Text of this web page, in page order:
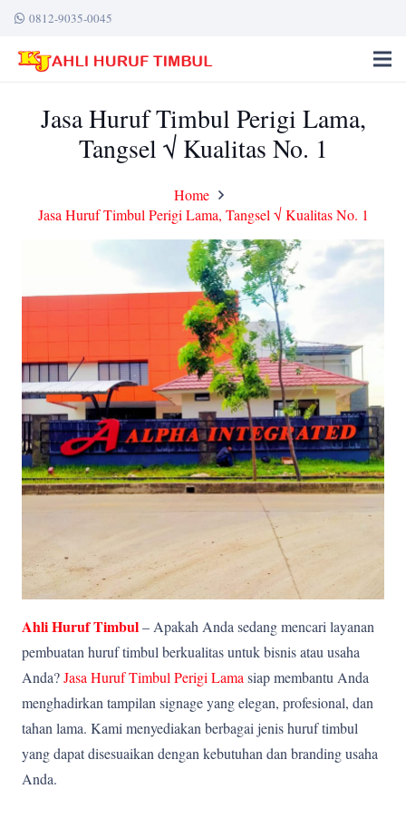
0812-9035-0045
Jasa Huruf Timbul Perigi Lama,
Tangsel √ Kualitas No. 1
Home
Jasa Huruf Timbul Perigi Lama, Tangsel √ Kualitas No. 1
Ahli Huruf Timbul– Apakah Anda sedang mencari layanan
pembuatan huruf timbul berkualitas untuk bisnis atau usaha
Anda?Jasa Huruf Timbul Perigi Lama siap membantu Anda
menghadirkan tampilan signage yang elegan, profesional, dan
tahan lama. Kami menyediakan berbagai jenis huruf timbul
yang dapat disesuaikan dengan kebutuhan dan branding usaha
Anda.